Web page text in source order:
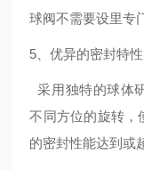
球阀不需要设里专
5、优异的密封特性
采用独特的球体
不同方位的旋转，
的密封性能达到或